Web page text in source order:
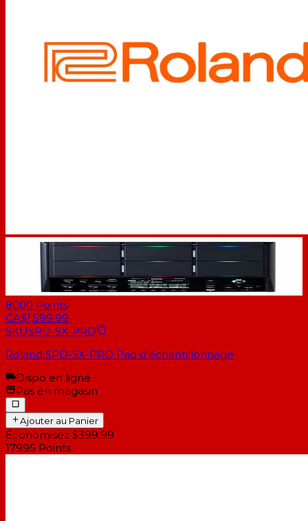
8000 Points
CA$1,599.99
SKUSPD-SX-PRO
Roland SPD-SX-PRO Pad d'échantillonnage
Dispo en ligne
Pas en magasin
Ajouter au Panier
Économisez $399.99
17995 Points